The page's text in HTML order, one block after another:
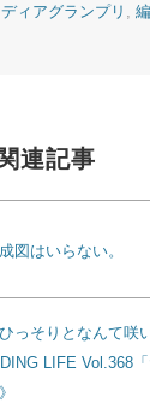
ディアグランプリ
関連記事
図はいらない。
っそりとなんて咲
LIFE Vol.368